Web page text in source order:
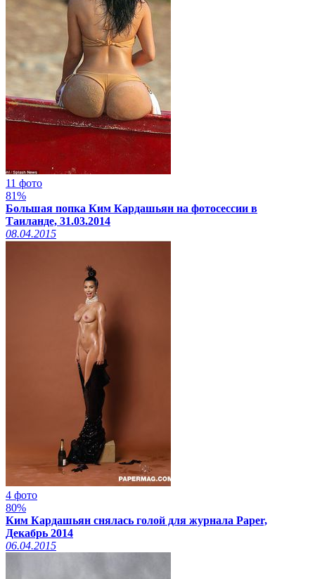
11 фото
81%
Большая попка Ким Кардашьян на фотосессии в
Таиланде, 31.03.2014
08.04.2015
4 фото
80%
Ким Кардашьян снялась голой для журнала Paper,
Декабрь 2014
06.04.2015